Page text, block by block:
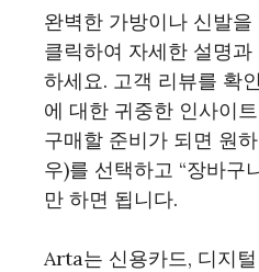
완벽한 가방이나 신발
클릭하여 자세한 설명
하세요. 고객 리뷰를 확
에 대한 귀중한 인사이
구매할 준비가 되면 원
우)를 선택하고 “장바구
만 하면 됩니다.
Arta는 신용카드, 디지